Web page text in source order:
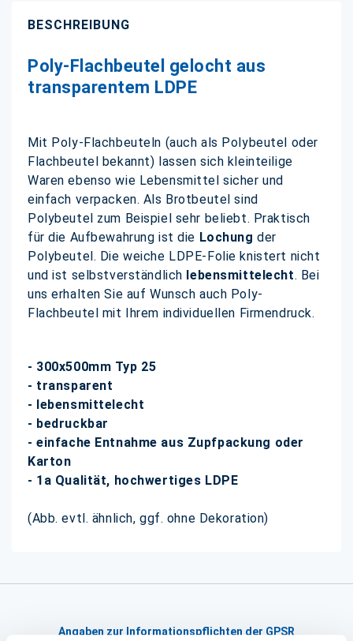
BESCHREIBUNG
Poly-Flachbeutel gelocht aus
transparentem LDPE
Mit Poly-Flachbeuteln (auch als Polybeutel oder
Flachbeutel bekannt) lassen sich kleinteilige
Waren ebenso wie Lebensmittel sicher und
einfach verpacken. Als Brotbeutel sind
Polybeutel zum Beispiel sehr beliebt. Praktisch
für die Aufbewahrung ist die Lochung der
Polybeutel. Die weiche LDPE-Folie knistert nicht
und ist selbstverständlich lebensmittelecht. Bei
uns erhalten Sie auf Wunsch auch Poly-
Flachbeutel mit Ihrem individuellen Firmendruck.
- 300x500mm Typ 25
- transparent
- lebensmittelecht
- bedruckbar
- einfache Entnahme aus Zupfpackung oder
Karton
- 1a Qualität, hochwertiges LDPE
(Abb. evtl. ähnlich, ggf. ohne Dekoration)
Angaben zur Informationspflichten der GPSR